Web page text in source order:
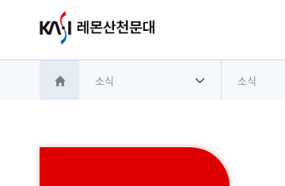
홈으로 이동
소식 소식